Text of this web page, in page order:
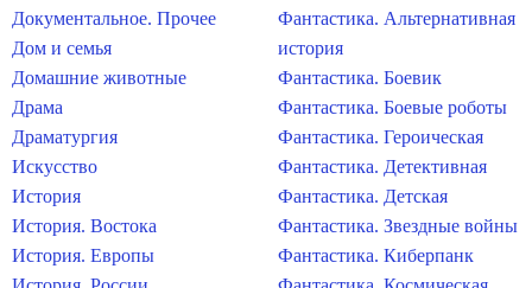
Документальное. Прочее
Дом и семья
Домашние животные
Драма
Драматургия
Искусство
История
История. Востока
История. Европы
Фантастика. Альтернативная
история
Фантастика. Боевик
Фантастика. Боевые роботы
Фантастика. Героическая
Фантастика. Детективная
Фантастика. Детская
Фантастика. Звездные войны
Фантастика. Киберпанк